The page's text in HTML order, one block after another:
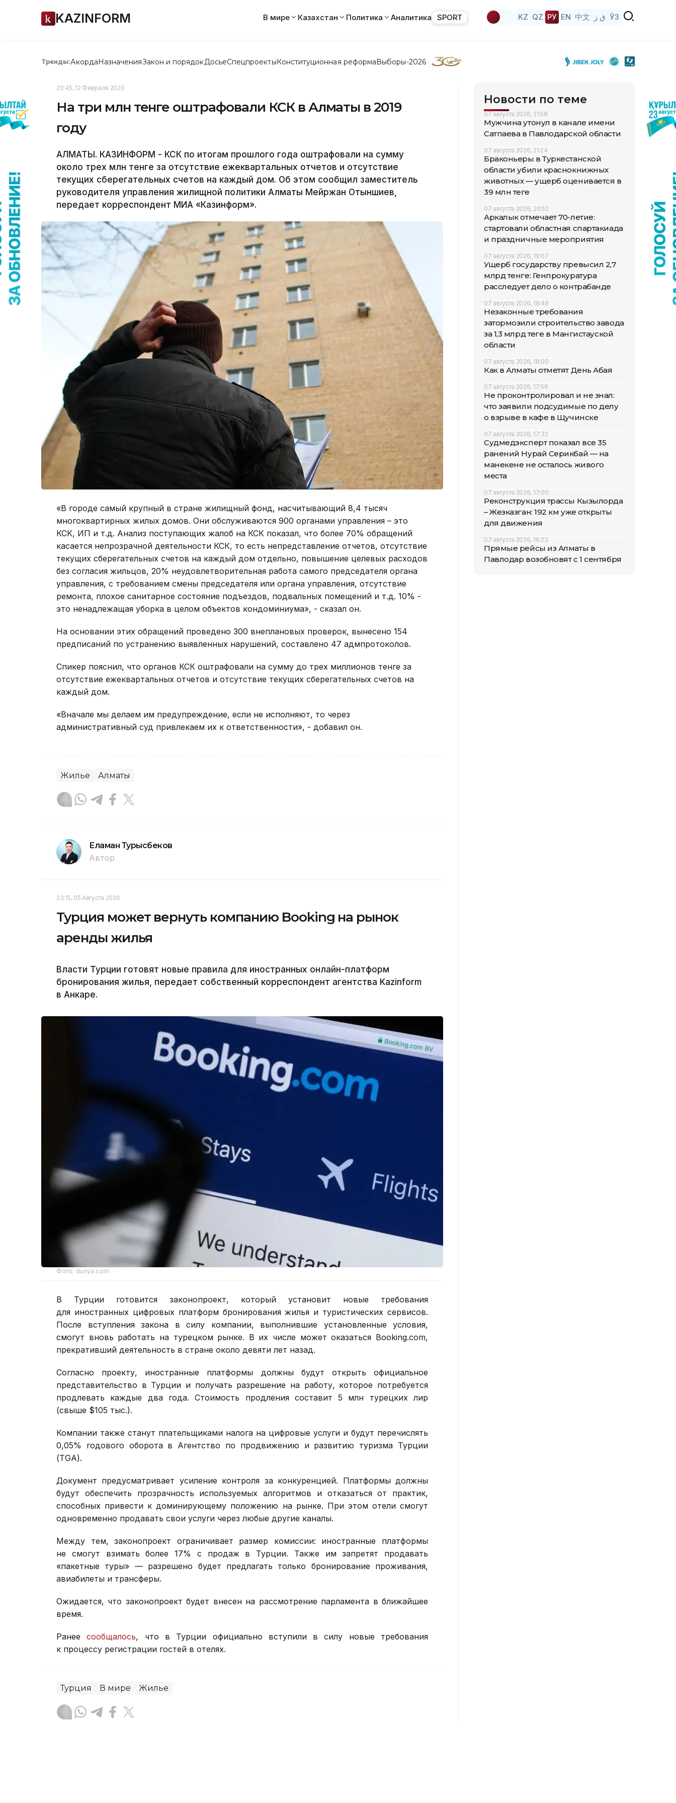
KAZINFORM В мире Казахстан Политика Аналитика SPORT KZ QZ РУ EN 中文 ق ز ЎЗ
Тренды:АкордаНазначенияЗакон и порядок ДосьеСпецпроектыКонституционная реформаВыборы-2026
20:45, 12 Февраля 2020
На три млн тенге оштрафовали КСК в Алматы в 2019
году
АЛМАТЫ. КАЗИНФОРМ - КСК по итогам прошлого года оштрафовали на сумму
около трех млн тенге за отсутствие ежеквартальных отчетов и отсутствие
текущих сберегательных счетов на каждый дом. Об этом сообщил заместитель
руководителя управления жилищной политики Алматы Мейржан Отыншиев,
передает корреспондент МИА «Казинформ».
«В городе самый крупный в стране жилищный фонд, насчитывающий 8,4 тысяч
многоквартирных жилых домов. Они обслуживаются 900 органами управления – это
КСК, ИП и т.д. Анализ поступающих жалоб на КСК показал, что более 70% обращений
касается непрозрачной деятельности КСК, то есть непредставление отчетов, отсутствие
текущих сберегательных счетов на каждый дом отдельно, повышение целевых расходов
без согласия жильцов, 20% неудовлетворительная работа самого председателя органа
управления, с требованием смены председателя или органа управления, отсутствие
ремонта, плохое санитарное состояние подъездов, подвальных помещений и т.д. 10% -
это ненадлежащая уборка в целом объектов кондоминиума», - сказал он.
На основании этих обращений проведено 300 внеплановых проверок, вынесено 154
предписаний по устранению выявленных нарушений, составлено 47 адмпротоколов.
Спикер пояснил, что органов КСК оштрафовали на сумму до трех миллионов тенге за
отсутствие ежеквартальных отчетов и отсутствие текущих сберегательных счетов на
каждый дом.
«Вначале мы делаем им предупреждение, если не исполняют, то через
административный суд привлекаем их к ответственности», - добавил он.
Жилье Алматы
Еламан Турысбеков
Автор
23:15, 05 Августа 2026
Турция может вернуть компанию Booking на рынок
аренды жилья
Власти Турции готовят новые правила для иностранных онлайн-платформ
бронирования жилья, передает собственный корреспондент агентства Kazinform
в Анкаре.
Фото: dunya.com
В Турции готовится законопроект, который установит новые требования
для иностранных цифровых платформ бронирования жилья и туристических сервисов.
После вступления закона в силу компании, выполнившие установленные условия,
смогут вновь работать на турецком рынке. В их числе может оказаться Booking.com,
прекративший деятельность в стране около девяти лет назад.
Согласно проекту, иностранные платформы должны будут открыть официальное
представительство в Турции и получать разрешение на работу, которое потребуется
продлевать каждые два года. Стоимость продления составит 5 млн турецких лир
(свыше $105 тыс.).
Компании также станут плательщиками налога на цифровые услуги и будут перечислять
0,05% годового оборота в Агентство по продвижению и развитию туризма Турции
(TGA).
Документ предусматривает усиление контроля за конкуренцией. Платформы должны
будут обеспечить прозрачность используемых алгоритмов и отказаться от практик,
способных привести к доминирующему положению на рынке. При этом отели смогут
одновременно продавать свои услуги через любые другие каналы.
Между тем, законопроект ограничивает размер комиссии: иностранные платформы
не смогут взимать более 17% с продаж в Турции. Также им запретят продавать
«пакетные туры» — разрешено будет предлагать только бронирование проживания,
авиабилеты и трансферы.
Ожидается, что законопроект будет внесен на рассмотрение парламента в ближайшее
время.
Ранеесообщалось, что в Турции официально вступили в силу новые требования
к процессу регистрации гостей в отелях.
Турция В мире Жилье
Новости по теме
07 августа 2026, 21:58
Мужчина утонул в канале имени
Сатпаева в Павлодарской области
07 августа 2026, 21:24
Браконьеры в Туркестанской
области убили краснокнижных
животных — ущерб оценивается в
39 млн теңге
07 августа 2026, 20:52
Аркалык отмечает 70-летие:
стартовали областная спартакиада
и праздничные мероприятия
07 августа 2026, 19:07
Ущерб государству превысил 2,7
млрд тенге: Генпрокуратура
расследует дело о контрабанде
07 августа 2026, 18:48
Незаконные требования
затормозили строительство завода
за 1,3 млрд теңге в Мангистауской
области
07 августа 2026, 18:00
Как в Алматы отметят День Абая
07 августа 2026, 17:58
Не проконтролировал и не знал:
что заявили подсудимые по делу
о взрыве в кафе в Щучинске
07 августа 2026, 17:32
Судмедэксперт показал все 35
ранений Нурай Серикбай — на
манекене не осталось живого
места
07 августа 2026, 17:00
Реконструкция трассы Кызылорда
– Жезказган: 192 км уже открыты
для движения
07 августа 2026, 16:23
Прямые рейсы из Алматы в
Павлодар возобновят с 1 сентября